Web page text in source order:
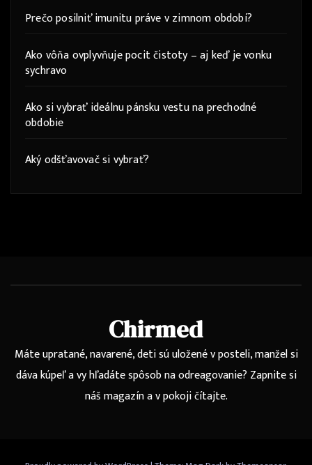
Prečo posilniť imunitu práve v zimnom období?
Ako vôňa ovplyvňuje pocit čistoty – aj keď je vonku
sychravo
Ako si vybrať ideálnu pánsku vestu na prechodné
obdobie
Aký odšťavovač si vybrať?
Chirmed
Máte upratané, navarené, deti sú uložené v posteli, manžel si
dáva kúpeľ a vy hľadáte spôsob na odreagovanie? Zapnite si
náš magazín a v pokoji čítajte.